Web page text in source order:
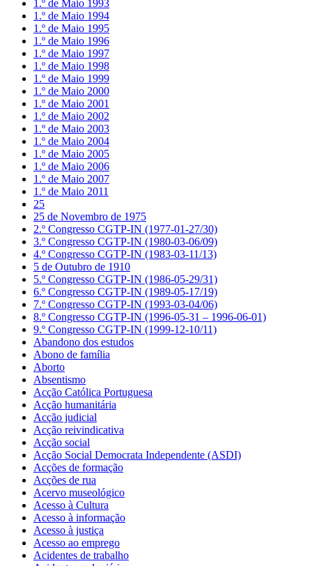
1.º de Maio 1993
1.º de Maio 1994
1.º de Maio 1995
1.º de Maio 1996
1.º de Maio 1997
1.º de Maio 1998
1.º de Maio 1999
1.º de Maio 2000
1.º de Maio 2001
1.º de Maio 2002
1.º de Maio 2003
1.º de Maio 2004
1.º de Maio 2005
1.º de Maio 2006
1.º de Maio 2007
1.º de Maio 2011
25
25 de Novembro de 1975
2.º Congresso CGTP-IN (1977-01-27/30)
3.º Congresso CGTP-IN (1980-03-06/09)
4.º Congresso CGTP-IN (1983-03-11/13)
5 de Outubro de 1910
5.º Congresso CGTP-IN (1986-05-29/31)
6.º Congresso CGTP-IN (1989-05-17/19)
7.º Congresso CGTP-IN (1993-03-04/06)
8.º Congresso CGTP-IN (1996-05-31 – 1996-06-01)
9.º Congresso CGTP-IN (1999-12-10/11)
Abandono dos estudos
Abono de família
Aborto
Absentismo
Acção Católica Portuguesa
Acção humanitária
Acção judicial
Acção reivindicativa
Acção social
Acção Social Democrata Independente (ASDI)
Acções de formação
Acções de rua
Acervo museológico
Acesso à Cultura
Acesso à informação
Acesso à justiça
Acesso ao emprego
Acidentes de trabalho